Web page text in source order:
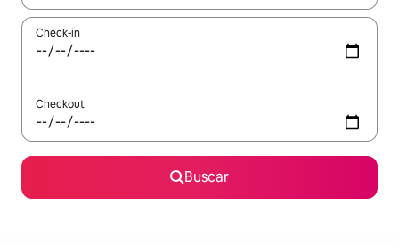
Check-in
Checkout
Buscar